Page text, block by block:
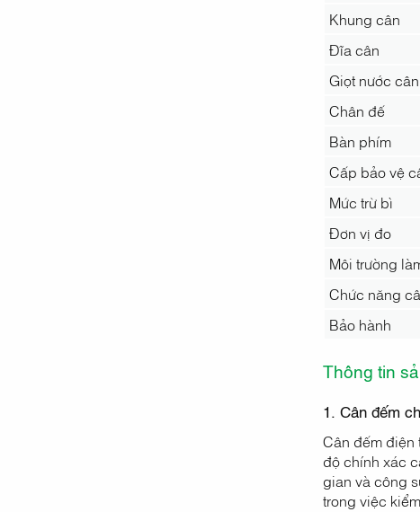
Khung cân
Đĩa cân
Giọt nước
Chân đế
Bàn phím
Cấp bảo vệ
Mức trừ bì
Đơn vị đo
Môi trường
Chức năng
Bảo hành
Thông tin
1. Cân đếm
Cân đếm điện
độ chính xác
gian và công
trong việc